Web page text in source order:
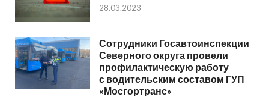
28.03.2023
Сотрудники Госавтоинспекции
Северного округа провели
профилактическую работу
с водительским составом ГУП
«Мосгортранс»